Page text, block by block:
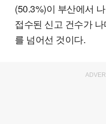
(50.3%)이 부산에서
접수된 신고 건수가
를 넘어선 것이다.